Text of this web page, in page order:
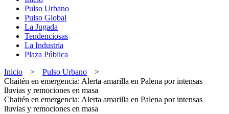
Pulso Urbano
Pulso Global
La Jugada
Tendenciosas
La Industria
Plaza Pública
Inicio
> Pulso Urbano
>
Chaitén en emergencia: Alerta amarilla en Palena por intensas
lluvias y remociones en masa
Chaitén en emergencia: Alerta amarilla en Palena por intensas
lluvias y remociones en masa